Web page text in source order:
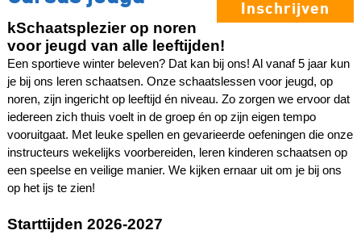
Inschrijven
kSchaatsplezier op noren
voor jeugd van alle leeftijden!
Een sportieve winter beleven? Dat kan bij ons! Al vanaf 5 jaar kun
je bij ons leren schaatsen. Onze schaatslessen voor jeugd, op
noren, zijn ingericht op leeftijd én niveau. Zo zorgen we ervoor dat
iedereen zich thuis voelt in de groep én op zijn eigen tempo
vooruitgaat. Met leuke spellen en gevarieerde oefeningen die onze
instructeurs wekelijks voorbereiden, leren kinderen schaatsen op
een speelse en veilige manier. We kijken ernaar uit om je bij ons
op het ijs te zien!
Starttijden 2026-2027